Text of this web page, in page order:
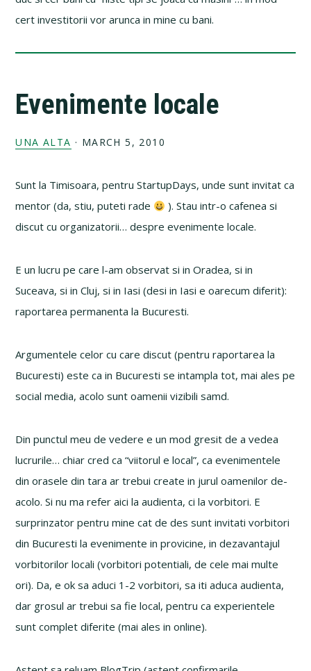
cert investitorii vor arunca in mine cu bani.
Evenimente locale
UNA ALTA · MARCH 5, 2010
Sunt la Timisoara, pentru StartupDays, unde sunt invitat ca
mentor (da, stiu, puteti rade
). Stau intr-o cafenea si
discut cu organizatorii… despre evenimente locale.
E un lucru pe care l-am observat si in Oradea, si in
Suceava, si in Cluj, si in Iasi (desi in Iasi e oarecum diferit):
raportarea permanenta la Bucuresti.
Argumentele celor cu care discut (pentru raportarea la
Bucuresti) este ca in Bucuresti se intampla tot, mai ales pe
social media, acolo sunt oamenii vizibili samd.
Din punctul meu de vedere e un mod gresit de a vedea
lucrurile… chiar cred ca “viitorul e local”, ca evenimentele
din orasele din tara ar trebui create in jurul oamenilor de-
acolo. Si nu ma refer aici la audienta, ci la vorbitori. E
surprinzator pentru mine cat de des sunt invitati vorbitori
din Bucuresti la evenimente in provicine, in dezavantajul
vorbitorilor locali (vorbitori potentiali, de cele mai multe
ori). Da, e ok sa aduci 1-2 vorbitori, sa iti aduca audienta,
dar grosul ar trebui sa fie local, pentru ca experientele
sunt complet diferite (mai ales in online).